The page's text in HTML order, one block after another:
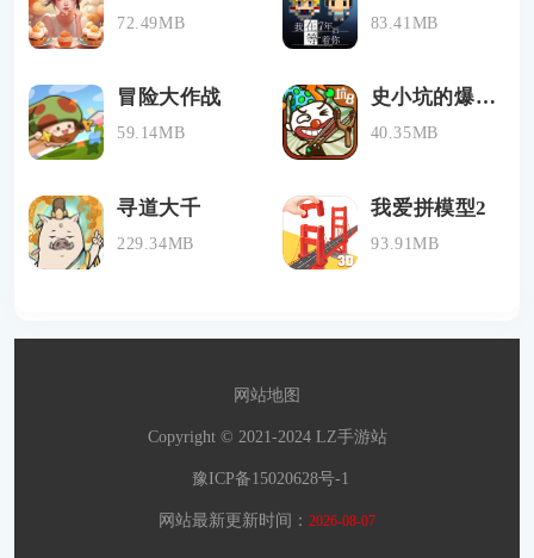
72.49MB 83.41MB
冒险大作战
59.14MB
史小坑的爆笑生活8
40.35MB
寻道大千
229.34MB
我爱拼模型2
93.91MB
网站地图
Copyright © 2021-2024 LZ手游站
豫ICP备15020628号-1
网站最新更新时间： 2026-08-07